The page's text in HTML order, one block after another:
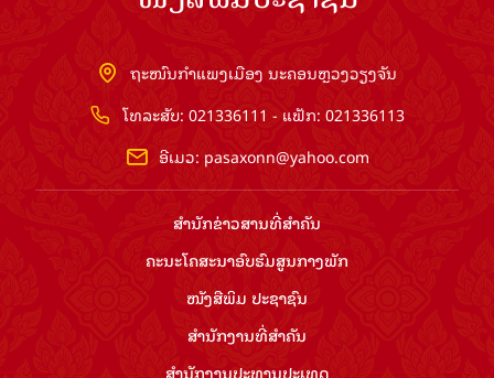
ຖະໜົນກຳແພງເມືອງ ນະຄອນຫຼວງວຽງຈັນ
ໂທລະສັບ: 021336111 - ແຟັກ: 021336113
ອີເມວ: pasaxonn@yahoo.com
ສຳ​ນັກ​ຂ່າວ​ສານ​ທີ່​ສຳ​ຄັນ​
ຄະນະໂຄສະນາອົບຮົມ​ສູນ​ກາງ​ພັກ
ໜັງສືພິມ ປະ​ຊາ​ຊົນ
ສຳ​ນັກ​ງານ​ທີ່​ສຳ​ຄັນ
ສຳ​ນັກ​ງານ​ປະ​ທານ​ປະ​ເທດ